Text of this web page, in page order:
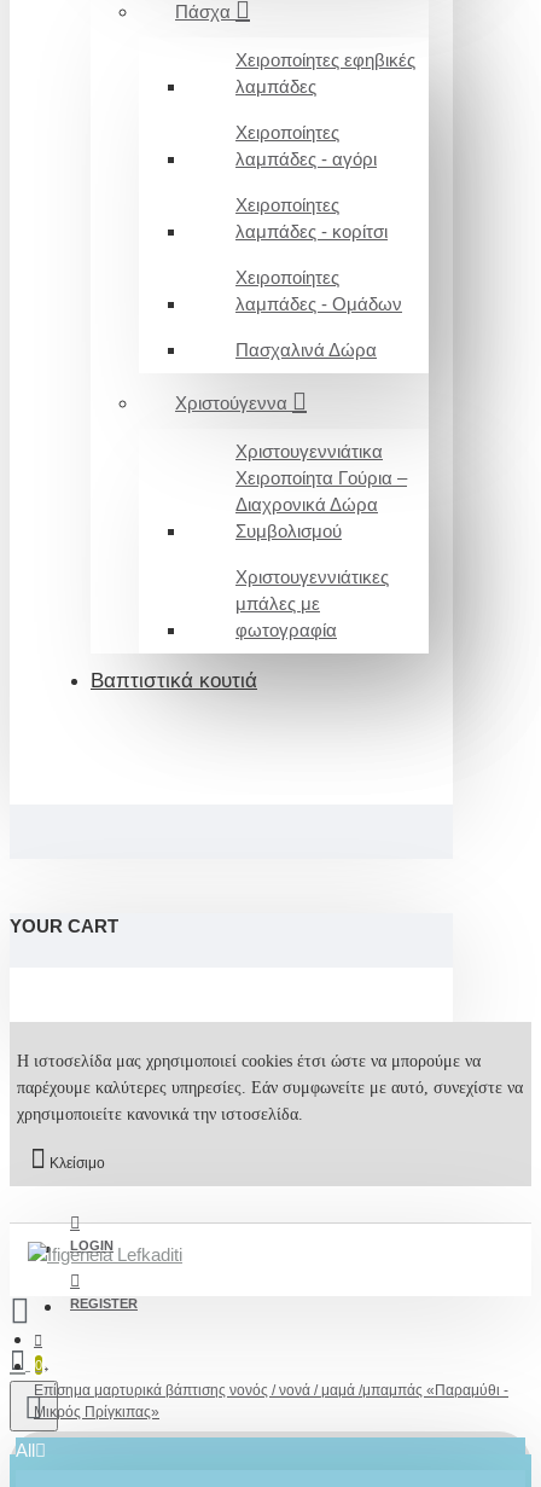
Πάσχα
Χειροποίητες εφηβικές
λαμπάδες
Χειροποίητες
λαμπάδες - αγόρι
Χειροποίητες
λαμπάδες - κορίτσι
Χειροποίητες
λαμπάδες - Ομάδων
Πασχαλινά Δώρα
Χριστούγεννα
Χριστουγεννιάτικα
Χειροποίητα Γούρια –
Διαχρονικά Δώρα
Συμβολισμού
Χριστουγεννιάτικες
μπάλες με
φωτογραφία
Βαπτιστικά κουτιά
YOUR CART
Η ιστοσελίδα μας χρησιμοποιεί cookies έτσι ώστε να μπορούμε να
παρέχουμε καλύτερες υπηρεσίες. Εάν συμφωνείτε με αυτό, συνεχίστε να
χρησιμοποιείτε κανονικά την ιστοσελίδα.
Κλείσιμο
LOGIN
REGISTER
0
All
Επίσημα μαρτυρικά βάπτισης νονός / νονά / μαμά /μπαμπάς «Παραμύθι -
Μικρός Πρίγκιπας»